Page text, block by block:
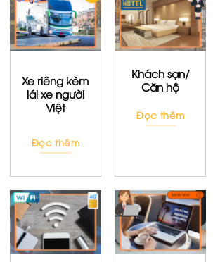
Xe riêng kèm
lái xe người
Việt
Đọc thêm
Khách sạn/
Căn hộ
Đọc thêm